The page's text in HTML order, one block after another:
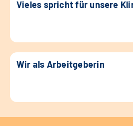
Vieles spricht für unsere
Wir als Arbeitgeberin